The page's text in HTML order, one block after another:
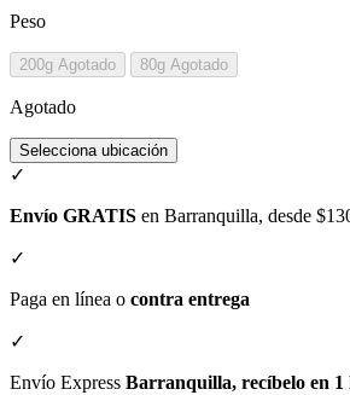
Peso
200g Agotado 80g Agotado
Agotado
Selecciona ubicación
✓
Envío GRATIS en Barranquilla, desde
✓
Paga en línea o contra entrega
✓
Envío Express Barranquilla, recíbelo en 1